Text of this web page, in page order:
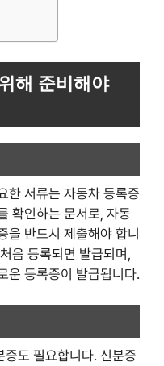
해 준비해야
한 서류는 자동차 등록증
확인하는 문서로, 자동
을 반드시 제출해야 합니
음 등록되면 발급되며,
운 등록증이 발급됩니다.
도 필요합니다. 신분증